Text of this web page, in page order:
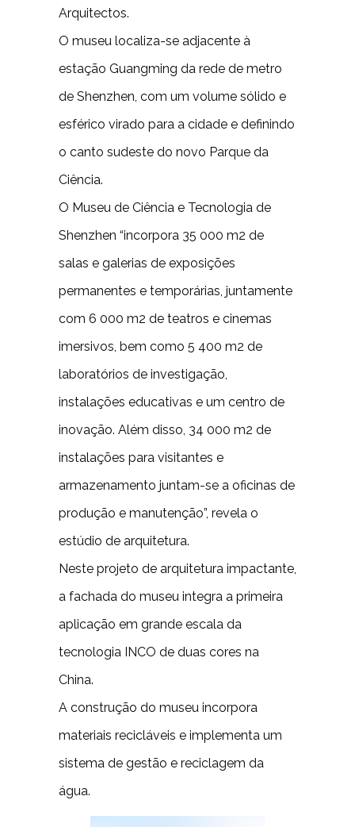
Arquitectos.
O museu localiza-se adjacente à
estação Guangming da rede de metro
de Shenzhen, com um volume sólido e
esférico virado para a cidade e definindo
o canto sudeste do novo Parque da
Ciência.
O Museu de Ciência e Tecnologia de
Shenzhen “incorpora 35 000 m2 de
salas e galerias de exposições
permanentes e temporárias, juntamente
com 6 000 m2 de teatros e cinemas
imersivos, bem como 5 400 m2 de
laboratórios de investigação,
instalações educativas e um centro de
inovação. Além disso, 34 000 m2 de
instalações para visitantes e
armazenamento juntam-se a oficinas de
produção e manutenção”, revela o
estúdio de arquitetura.
Neste projeto de arquitetura impactante,
a fachada do museu integra a primeira
aplicação em grande escala da
tecnologia INCO de duas cores na
China.
A construção do museu incorpora
materiais recicláveis e implementa um
sistema de gestão e reciclagem da
água.